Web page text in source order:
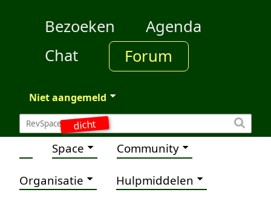
dicht
Bezoeken
Agenda
Chat
Forum
Niet aangemeld
Space Community
Organisatie Hulpmiddelen